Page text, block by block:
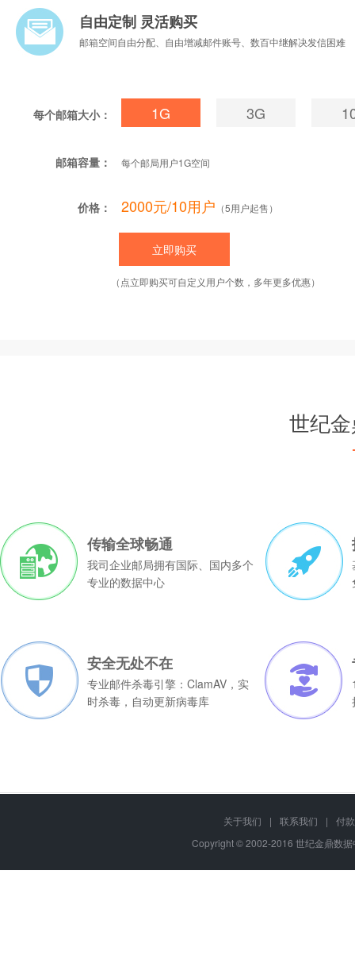
自由定制 灵活购买
邮箱空间自由分配、自由增减邮件账号、数百中继解决发信困难
每个邮箱大小： 1G 3G
邮箱容量： 每个邮局用户1G空间
价格： 2000元/10用户 （5用户起售）
（点立即购买可自定义用户个数，多年更多优惠）
邮局
25G 25用户 990
1980
200G 200用户 6800
19800
企业信息安全管理
企业邮箱具有数据备份与恢复机制，可对积
世纪
传输全球畅通
我司企业邮局拥有国际、国内多个
专业的数据中心
安全无处不在
专业邮件杀毒引擎：ClamAV，实
时杀毒，自动更新病毒库
关于我们 | 联系我们 |
付
Copyright © 2002-2016 世纪金鼎数